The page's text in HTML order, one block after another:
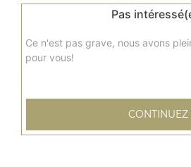
Pas
Ce n'est pas grave, nous avons
pour vous!
CONTINUEZ